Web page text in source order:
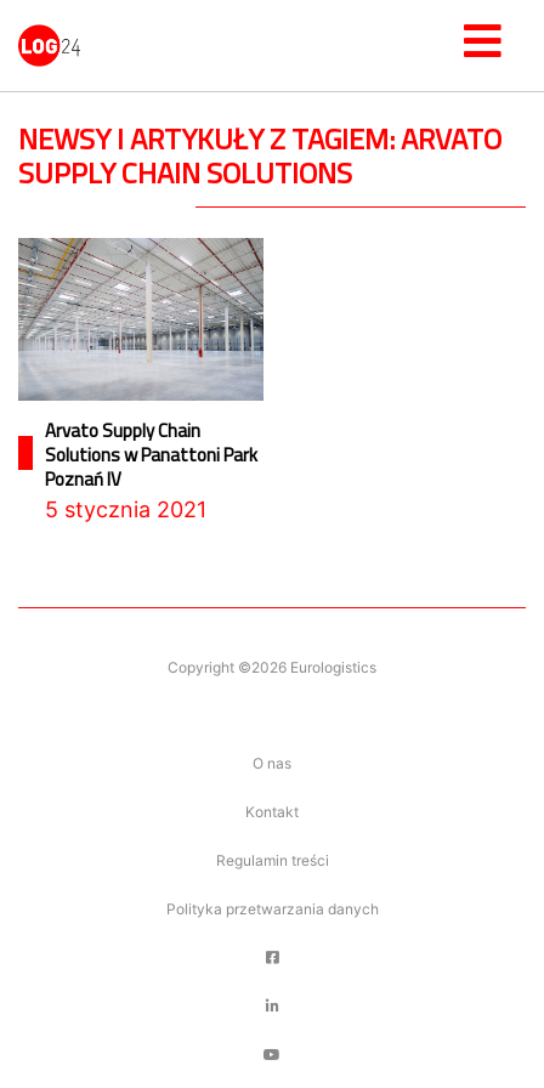
NEWSY I ARTYKUŁY Z TAGIEM: ARVATO
SUPPLY CHAIN SOLUTIONS
Arvato Supply Chain
Solutions w Panattoni Park
Poznań IV
5 stycznia 2021
Copyright ©2026 Eurologistics
O nas
Kontakt
Regulamin treści
Polityka przetwarzania danych